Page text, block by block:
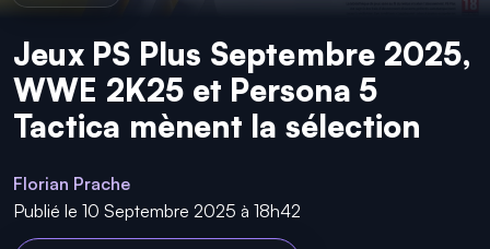
Jeux PS Plus Septembre 2025,
WWE 2K25 et Persona 5
Tactica mènent la sélection
Florian Prache
Publié le 10 Septembre 2025 à 18h42